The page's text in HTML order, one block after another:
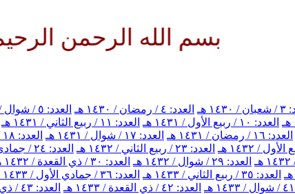
بسم الله الرحمن الرحيم
هـ العدد: ٤ / رمضان / ١٤٣٠ هـ العدد: ٥ / شوال / ١٤٣٠ هـ
العدد: ١٠ / ربيع الأول / ١٤٣١ هـ العدد: ١١ / ربيع الثاني / ١٤٣١ هـ
العدد: ١٦ / رمضان / ١٤٣١ هـ العدد: ١٧ / شوال / ١٤٣١ هـ العدد: ١٨ / ذي القعدة / ١٤٣١ هـ
العدد: ٢٣ / ربيع الثاني / ١٤٣٢ هـ العدد: ٢٤ / جمادي الأول / ١٤٣٢ هـ
العدد: ٢٩ / شوال / ١٤٣٢ هـ العدد: ٣٠ / ذي القعدة / ١٤٣٢ هـ
العدد: ٣٥ / ربيع الثاني / ١٤٣٣ هـ العدد: ٣٦ / جمادي الأول / ١٤٣٣ هـ
العدد: ٤٢ / ذي القعدة / ١٤٣٣ هـ العدد: ٤٣ / ذي الحجة / ١٤٣٣ هـ